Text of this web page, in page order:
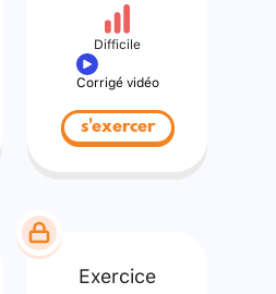
Difficile
Corrigé vidéo
s'exercer
Exercice